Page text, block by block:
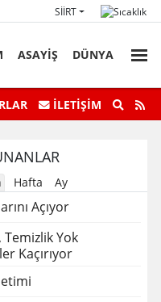
SIIRT
ASAYİŞ DÜNYA
Acı Günü!
İLETIŞIM
Hafta Ay
Açıyor
Temizlik Yok
Kaçırıyor